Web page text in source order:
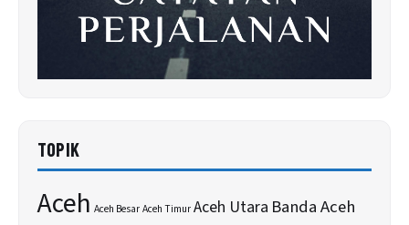
TOPIK
Aceh Aceh BesarAceh TimurAceh Utara Banda Aceh